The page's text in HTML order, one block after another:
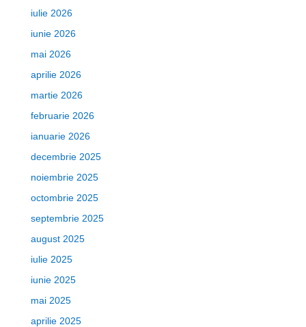
iulie 2026
iunie 2026
mai 2026
aprilie 2026
martie 2026
februarie 2026
ianuarie 2026
decembrie 2025
noiembrie 2025
octombrie 2025
septembrie 2025
august 2025
iulie 2025
iunie 2025
mai 2025
aprilie 2025